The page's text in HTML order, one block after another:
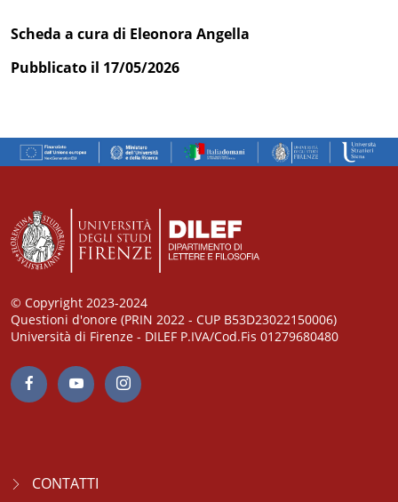
Scheda a cura di Eleonora Angella
Pubblicato il 17/05/2026
© Copyright 2023-2024
Questioni d'onore (PRIN 2022 - CUP B53D23022150006)
Università di Firenze - DILEF P.IVA/Cod.Fis 01279680480
CONTATTI